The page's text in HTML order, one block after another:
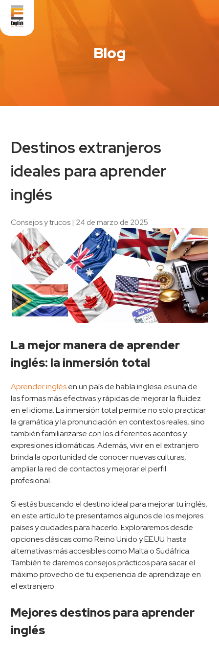
Blog
Destinos extranjeros
ideales para aprender
inglés
Consejos y trucos | 24 de marzo de 2025
La mejor manera de aprender
inglés: la inmersión total
Aprender inglésen un país de habla inglesa es una de
las formas más efectivas y rápidas de mejorar la fluidez
en el idioma. La inmersión total permite no solo practicar
la gramática y la pronunciación en contextos reales, sino
también familiarizarse con los diferentes acentos y
expresiones idiomáticas. Además, vivir en el extranjero
brinda la oportunidad de conocer nuevas culturas,
ampliar la red de contactos y mejorar el perfil
profesional.
Si estás buscando el destino ideal para mejorar tu inglés,
en este artículo te presentamos algunos de los mejores
países y ciudades para hacerlo. Exploraremos desde
opciones clásicas como Reino Unido y EE.UU. hasta
alternativas más accesibles como Malta o Sudáfrica.
También te daremos consejos prácticos para sacar el
máximo provecho de tu experiencia de aprendizaje en
el extranjero.
Mejores destinos para aprender
inglés